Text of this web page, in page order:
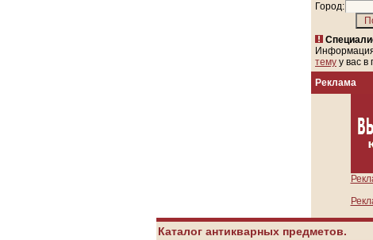
Город:
тему у вас в
Реклама
Каталог антикварных предметов.